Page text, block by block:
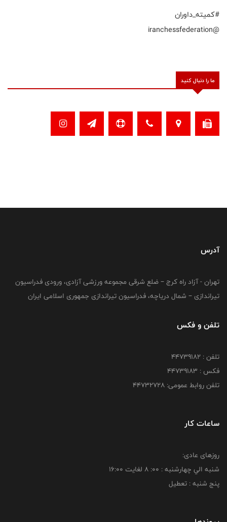
#کمیته_داوران
@iranchessfederation
ما را دنبال کنید
آدرس
تهران - آزاد راه کرج – ضلع شرقی مجموعه ورزشی آزادی، ورودی فدراسیون
تیراندازی – شمال دریاچه، فدراسیون تیراندازی جمهوری اسلامی ایران
تلفن و فکس
تلفن : ۴۴۷۳۹۱۸۲
فکس : ۴۴۷۳۹۱۸3
تلفن روابط عمومی: ۴۴۷۳۲۷۲۸
ساعات کار
روزهای عادی:
شنبه الي چهارشنبه : 00: 8 لغايت 16:00
پنج شنبه : تعطیل